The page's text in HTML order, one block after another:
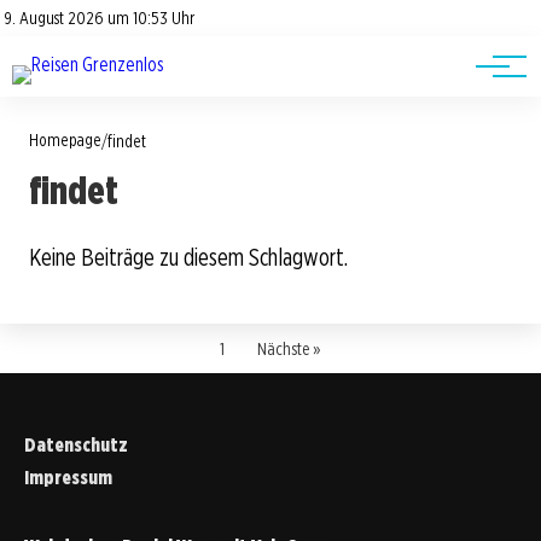
9. August 2026 um 10:53 Uhr
Datenschutz
Road Trips
Reisetipps
Homepage/findet
findet
Keine Beiträge zu diesem Schlagwort.
1 Nächste »
Datenschutz
Impressum